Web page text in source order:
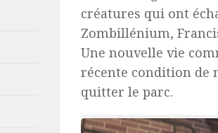
créatures qui ont
Zombillénium,
Une nouvelle vie
récente condition
quitter le parc.